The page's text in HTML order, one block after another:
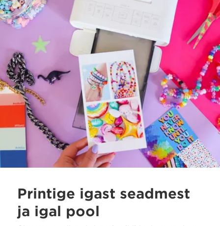
Printige igast seadmest
ja igal pool